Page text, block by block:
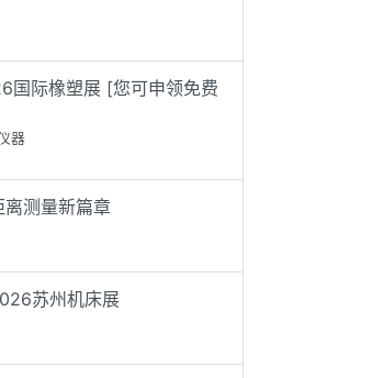
国际橡塑展 [您可申领免费
器
离测量新篇章
苏州机床展